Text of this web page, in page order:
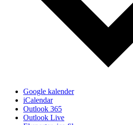
Google kalender
iCalendar
Outlook 365
Outlook Live